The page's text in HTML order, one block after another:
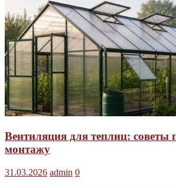
Вентиляция для теплиц: советы
монтажу
31.03.2026 admin 0